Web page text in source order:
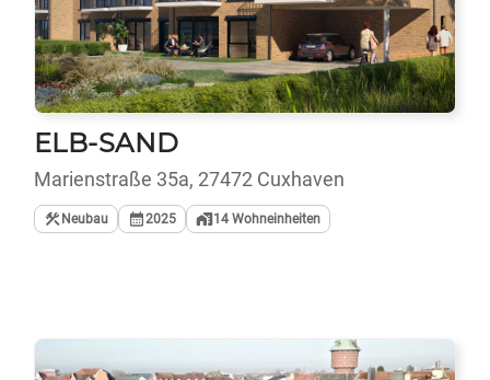
ELB-SAND
Marienstraße 35a, 27472 Cuxhaven
Neubau 2025 14 Wohneinheiten